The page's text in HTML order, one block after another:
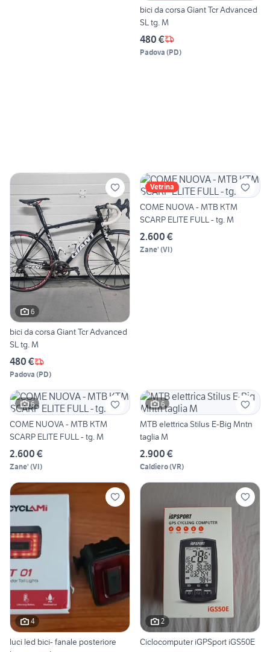
bici da corsa Giant Tcr Advanced
SL tg. M
480 €
Padova (PD)
6
bici da corsa Giant Tcr Advanced
SL tg. M
480 €
Padova (PD)
Vetrina
COME NUOVA - MTB KTM
SCARP ELITE FULL - tg. M
2.600 €
Zane' (VI)
6
COME NUOVA - MTB KTM
SCARP ELITE FULL - tg. M
2.600 €
Zane' (VI)
6
MTB elettrica Stilus E-Big Mntn
taglia M
2.900 €
Caldiero(VR)
4
luci led bici- fanale posteriore
2
Ciclocomputer iGPSport iGS50E